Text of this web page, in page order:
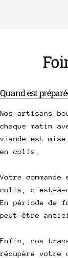
Quand est
Nos artisans
chaque matin
viande est
en colis.
Votre
colis, c'est-à-
En période de
peut être
Enfin, nos
récupère